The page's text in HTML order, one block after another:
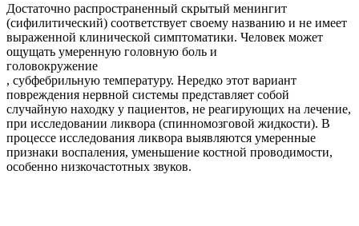
Достаточно распространенный скрытый менингит
(сифилитический) соответствует своему названию и не имеет
выраженной клинической симптоматики. Человек может
ощущать умеренную головную боль и
головокружение
, субфебрильную температуру. Нередко этот вариант
повреждения нервной системы представляет собой
случайную находку у пациентов, не реагирующих на лечение,
при исследовании ликвора (спинномозговой жидкости). В
процессе исследования ликвора выявляются умеренные
признаки воспаления, уменьшение костной проводимости,
особенно низкочастотных звуков.